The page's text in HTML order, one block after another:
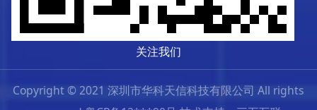
关注我们
Copyright © 2021 深圳市华科天信科技有限公司 All rights